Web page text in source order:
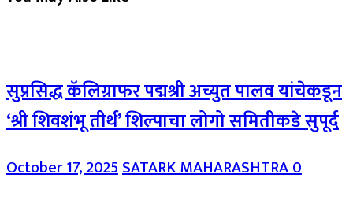
सुप्रसिद्ध कॅलिग्राफर पद्मश्री अच्युत पालव यांचेकडून
‘श्री शिवशंभू तीर्थ’ शिल्पाचा लोगो समितीकडे सुपूर्द
October 17, 2025SATARK MAHARASHTRA0